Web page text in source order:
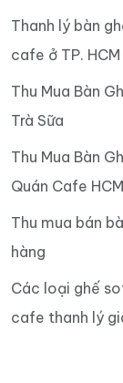
Thanh lý bàn
cafe ở TP. HCM
Thu Mua Bàn
Trà Sữa
Thu Mua Bàn
Quán Cafe HCM
Thu mua bán
hàng
Các loại ghế
cafe thanh lý